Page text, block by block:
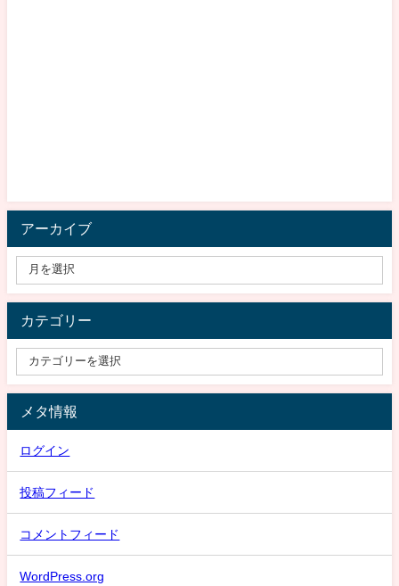
アーカイブ
カテゴリー
メタ情報
ログイン
投稿フィード
コメントフィード
WordPress.org